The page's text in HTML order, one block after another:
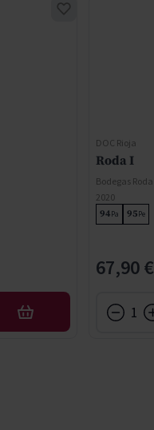
AFEGIR
DOC Rioja
Roda I
Bodegas Roda
2020
94Pa 95Pe
67,90 €